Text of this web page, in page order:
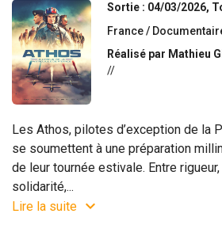
Offres et actus
Xpérience
PRO
Sortie : 04/03/2026,
France /
Réalisé par Mathieu
//
Les Athos, pilotes d’exception de la
se soumettent à une préparation
de leur tournée estivale. Entre
solidarité,...
Lire la suite